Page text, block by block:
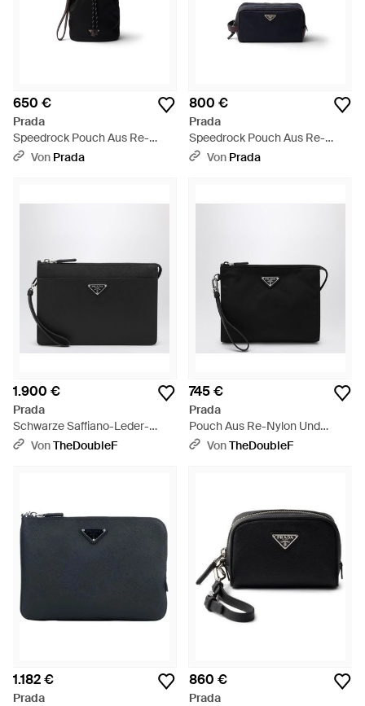
650 €
Prada
Speedrock Pouch Aus Re-
Nylon Und Leder, Herren -
Von Prada
800 €
Prada
Speedrock Pouch Aus Re-
Nylon Und Leder, Herren - Blau
Von Prada
1.900 €
Prada
Schwarze Saffiano-Leder-
Tasche - Schwarz
VonTheDoubleF
745 €
Prada
Pouch Aus Re-Nylon Und
Saffiano - Schwarz
VonTheDoubleF
1.182 €
Prada
860 €
Prada